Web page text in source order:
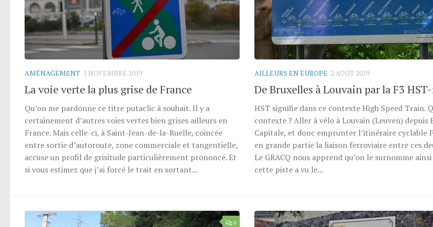
AMÉNAGEMENT 1 NOVEMBRE 2019
La voie verte la plus grise de France
Qu’on me pardonne ce titre putaclic à souhait. Il y a
certainement d’autres voies vertes bien grises ailleurs en
France. Mais celle-ci, à Saint-Jean-de-la-Ruelle, coincée
entre sortie d’autoroute, zone commerciale et tangentielle,
accuse un profil de grisitude particulièrement prononcé. Et
si vous estimez que j’ai forcé le trait en sortant...
AILLEURS EN EUROPE 2 AOÛT 2019
De Bruxelles à Louvain par la F3
HST signifie dans ce contexte High Speed Train.
contexte ? Aller à vélo à Louvain (Leuven) depuis
Capitale, et donc emprunter l’itinéraire cyclable
en grande partie la liaison ferroviaire entre ces
Le GRACQ nous apprend qu’on le surnomme
cette piste a vu le...
9